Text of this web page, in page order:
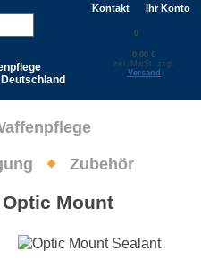
Kontakt Ihr Konto
0
0,00 €
inkl. MwSt. zzgl.
Versand
Zubehör
Mount